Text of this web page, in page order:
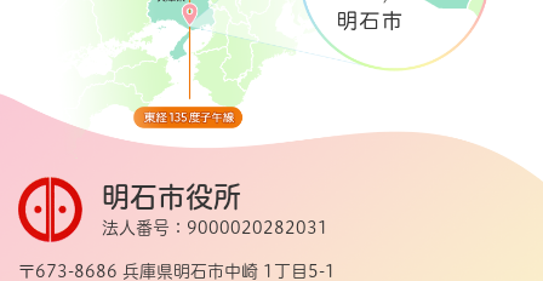
明石市役所
法人番号：9000020282031
〒673-8686 兵庫県明石市中崎 1丁目5-1